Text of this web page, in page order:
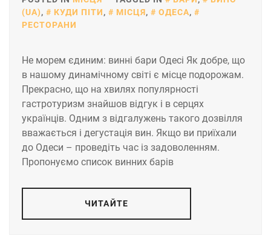
(UA), КУДИ ПІТИ, МІСЦЯ, ОДЕСА,
РЕСТОРАНИ
Не морем єдиним: винні бари Одесі Як добре, що
в нашому динамічному світі є місце подорожам.
Прекрасно, що на хвилях популярності
гастротуризм знайшов відгук і в серцях
українців. Одним з відгалужень такого дозвілля
вважається і дегустація вин. Якщо ви приїхали
до Одеси – проведіть час із задоволенням.
Пропонуємо список винних барів
ЧИТАЙТЕ